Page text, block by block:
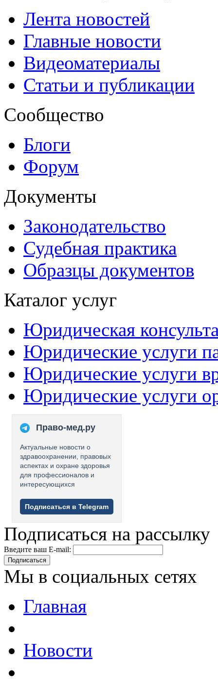
Лента новостей
Главные новости
Видеоматериалы
Статьи и публикации
Сообщество
Блоги
Форум
Документы
Законодательство
Судебная практика
Образцы документов
Каталог услуг
Юридическая
Юридические услуги
Юридические услуги
Юридические услуги
Право-мед.ру
Актуальные новости о
здравоохранении, правовых
аспектах и охране здоровья
для профессионалов и
интересующихся
Подписаться в Telegram
Подписаться на рассылку
Введите ваш E-mail:
Подписаться
Мы в социальных сетях
Главная
Новости